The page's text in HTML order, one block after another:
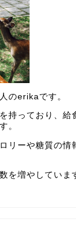
のerikaです。
持っており、給
。
リーや糖質の情
を増やしていま